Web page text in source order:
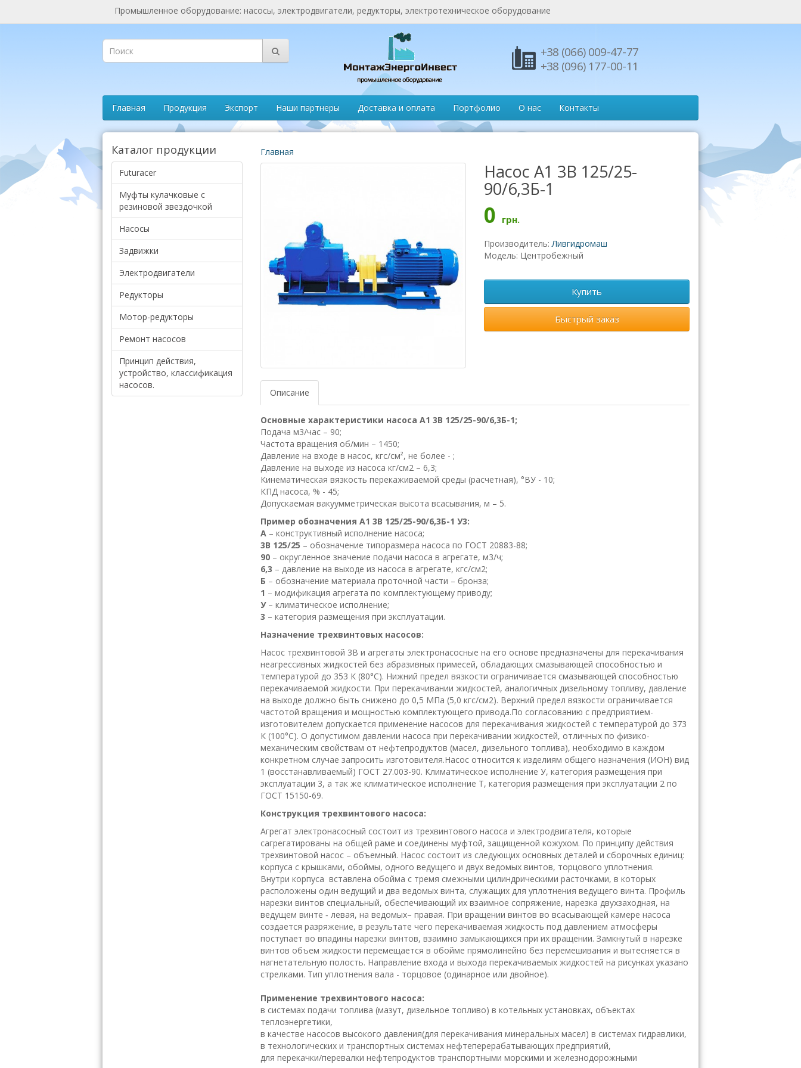
Промышленное оборудование: насосы, электродвигатели, редукторы, электротехническое оборудование
+38 (066) 009-47-77
+38 (096) 177-00-11
Главная Продукция Экспорт Наши партнеры Доставка и оплата Портфолио О нас Контакты
Каталог продукции
Futuracer
Муфты кулачковые с
резиновой звездочкой
Насосы
Задвижки
Электродвигатели
Редукторы
Мотор-редукторы
Ремонт насосов
Принцип действия,
устройство, классификация
насосов.
Главная
Насос А1 3В 125/25-
90/6,3Б-1
0 грн.
Производитель:Ливгидромаш
Модель: Центробежный
Купить
Быстрый заказ
Описание
Основные характеристики насоса А1 3В 125/25-90/6,3Б-1;
Подача м3/час – 90;
Частота вращения об/мин – 1450;
Давление на входе в насос, кгс/см², не более - ;
Давление на выходе из насоса кг/см2 – 6,3;
Кинематическая вязкость перекаживаемой среды (расчетная), °ВУ - 10;
КПД насоса, % - 45;
Допускаемая вакуумметрическая высота всасывания, м – 5.
Пример обозначения А1 3В 125/25-90/6,3Б-1 У3:
А – конструктивный исполнение насоса;
3В 125/25 – обозначение типоразмера насоса по ГОСТ 20883-88;
90 – округленное значение подачи насоса в агрегате, м3/ч;
6,3 – давление на выходе из насоса в агрегате, кгс/см2;
Б – обозначение материала проточной части – бронза;
1 – модификация агрегата по комплектующему приводу;
У – климатическое исполнение;
3 – категория размещения при эксплуатации.
Назначение трехвинтовых насосов:
Насос трехвинтовой 3В и агрегаты электронасосные на его основе предназначены для перекачивания
неагрессивных жидкостей без абразивных примесей, обладающих смазывающей способностью и
температурой до 353 К (80°С). Нижний предел вязкости ограничивается смазывающей способностью
перекачиваемой жидкости. При перекачивании жидкостей, аналогичных дизельному топливу, давление
на выходе должно быть снижено до 0,5 МПа (5,0 кгс/см2). Верхний предел вязкости ограничивается
частотой вращения и мощностью комплектующего привода.По согласованию с предприятием-
изготовителем допускается применение насосов для перекачивания жидкостей с температурой до 373
К (100°С). О допустимом давлении насоса при перекачивании жидкостей, отличных по физико-
механическим свойствам от нефтепродуктов (масел, дизельного топлива), необходимо в каждом
конкретном случае запросить изготовителя.Насос относится к изделиям общего назначения (ИОН) вид
1 (восстанавливаемый) ГОСТ 27.003-90. Климатическое исполнение У, категория размещения при
эксплуатации 3, а так же климатическое исполнение Т, категория размещения при эксплуатации 2 по
ГОСТ 15150-69.
Конструкция трехвинтового насоса:
Агрегат электронасосный состоит из трехвинтового насоса и электродвигателя, которые
сагрегатированы на общей раме и соединены муфтой, защищенной кожухом. По принципу действия
трехвинтовой насос – объемный. Насос состоит из следующих основных деталей и сборочных единиц:
корпуса с крышками, обоймы, одного ведущего и двух ведомых винтов, торцового уплотнения.
Внутри корпуса вставлена обойма с тремя смежными цилиндрическими расточками, в которых
расположены один ведущий и два ведомых винта, служащих для уплотнения ведущего винта. Профиль
нарезки винтов специальный, обеспечивающий их взаимное сопряжение, нарезка двухзаходная, на
ведущем винте ‑ левая, на ведомых– правая. При вращении винтов во всасывающей камере насоса
создается разряжение, в результате чего перекачиваемая жидкость под давлением атмосферы
поступает во впадины нарезки винтов, взаимно замыкающихся при их вращении. Замкнутый в нарезке
винтов объем жидкости перемещается в обойме прямолинейно без перемешивания и вытесняется в
нагнетательную полость. Направление входа и выхода перекачиваемых жидкостей на рисунках указано
стрелками. Тип уплотнения вала - торцовое (одинарное или двойное).
Применение трехвинтового насоса:
в системах подачи топлива (мазут, дизельное топливо) в котельных установках, объектах
теплоэнергетики,
в качестве насосов высокого давления(для перекачивания минеральных масел) в системах гидравлики,
в технологических и транспортных системах нефтеперерабатывающих предприятий,
для перекачки/перевалки нефтепродуктов транспортными морскими и железнодорожными